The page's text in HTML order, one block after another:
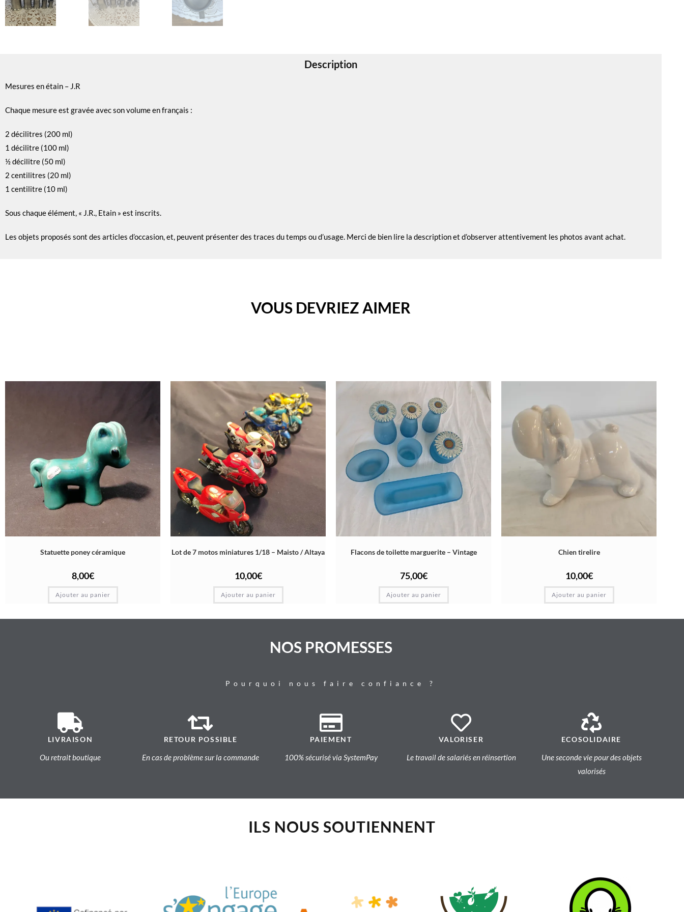
Description
Mesures en étain – J.R
Chaque mesure est gravée avec son volume en français :
2 décilitres (200 ml)
1 décilitre (100 ml)
½ décilitre (50 ml)
2 centilitres (20 ml)
1 centilitre (10 ml)
Sous chaque élément, « J.R., Etain » est inscrits.
Les objets proposés sont des articles d’occasion, et, peuvent présenter des traces du temps ou d’usage. Merci de bien lire la description et d’observer attentivement les photos avant achat.
VOUS DEVRIEZ AIMER
Statuette poney céramique
8,00€
Ajouter au panier
Lot de 7 motos miniatures 1/18 – Maisto / Altaya
10,00€
Ajouter au panier
Flacons de toilette marguerite – Vintage
75,00€
Ajouter au panier
Chien tirelire
10,00€
Ajouter au panier
NOS PROMESSES
Pourquoi nous faire confiance ?
LIVRAISON
Ou retrait boutique
RETOUR POSSIBLE
En cas de problème sur la commande
PAIEMENT
100% sécurisé via SystemPay
VALORISER
Le travail de salariés en réinsertion
ECOSOLIDAIRE
Une seconde vie pour des objets
valorisés
ILS NOUS SOUTIENNENT